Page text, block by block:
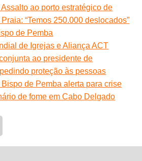
ao porto estratégico de
“Temos 250.000 deslocados”
de Pemba
de Igrejas e Aliança ACT
ao presidente de
proteção às pessoas
de Pemba alerta para crise
de fome em Cabo Delgado